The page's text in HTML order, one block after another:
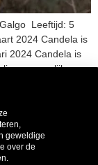
Leeftijd: 5
2024 Candela is
2024 Candela is
lieve en vrolijke
geweldige
over de